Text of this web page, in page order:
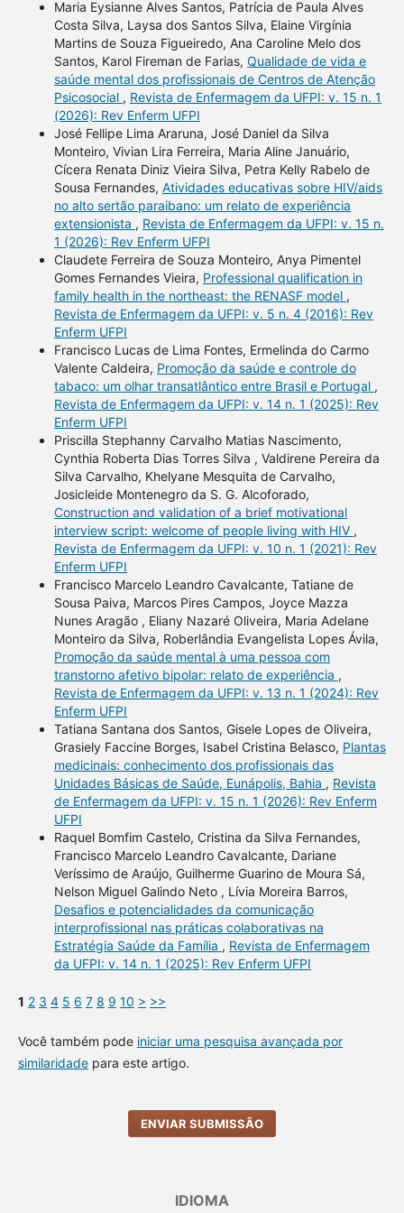
Maria Eysianne Alves Santos, Patrícia de Paula Alves
Costa Silva, Laysa dos Santos Silva, Elaine Virgínia
Martins de Souza Figueiredo, Ana Caroline Melo dos
Santos, Karol Fireman de Farias, Qualidade de vida e
saúde mental dos profissionais de Centros de Atenção
Psicosocial , Revista de Enfermagem da UFPI: v. 15 n. 1
(2026): Rev Enferm UFPI
José Fellipe Lima Araruna, José Daniel da Silva
Monteiro, Vivian Lira Ferreira, Maria Aline Januário,
Cícera Renata Diniz Vieira Silva, Petra Kelly Rabelo de
Sousa Fernandes, Atividades educativas sobre HIV/aids
no alto sertão paraibano: um relato de experiência
extensionista , Revista de Enfermagem da UFPI: v. 15 n.
1 (2026): Rev Enferm UFPI
Claudete Ferreira de Souza Monteiro, Anya Pimentel
Gomes Fernandes Vieira, Professional qualification in
family health in the northeast: the RENASF model ,
Revista de Enfermagem da UFPI: v. 5 n. 4 (2016): Rev
Enferm UFPI
Francisco Lucas de Lima Fontes, Ermelinda do Carmo
Valente Caldeira, Promoção da saúde e controle do
tabaco: um olhar transatlântico entre Brasil e Portugal ,
Revista de Enfermagem da UFPI: v. 14 n. 1 (2025): Rev
Enferm UFPI
Priscilla Stephanny Carvalho Matias Nascimento,
Cynthia Roberta Dias Torres Silva , Valdirene Pereira da
Silva Carvalho, Khelyane Mesquita de Carvalho,
Josicleide Montenegro da S. G. Alcoforado,
Construction and validation of a brief motivational
interview script: welcome of people living with HIV ,
Revista de Enfermagem da UFPI: v. 10 n. 1 (2021): Rev
Enferm UFPI
Francisco Marcelo Leandro Cavalcante, Tatiane de
Sousa Paiva, Marcos Pires Campos, Joyce Mazza
Nunes Aragão , Eliany Nazaré Oliveira, Maria Adelane
Monteiro da Silva, Roberlândia Evangelista Lopes Ávila,
Promoção da saúde mental à uma pessoa com
transtorno afetivo bipolar: relato de experiência ,
Revista de Enfermagem da UFPI: v. 13 n. 1 (2024): Rev
Enferm UFPI
Tatiana Santana dos Santos, Gisele Lopes de Oliveira,
Grasiely Faccine Borges, Isabel Cristina Belasco, Plantas
medicinais: conhecimento dos profissionais das
Unidades Básicas de Saúde, Eunápolis, Bahia , Revista
de Enfermagem da UFPI: v. 15 n. 1 (2026): Rev Enferm
UFPI
Raquel Bomfim Castelo, Cristina da Silva Fernandes,
Francisco Marcelo Leandro Cavalcante, Dariane
Veríssimo de Araújo, Guilherme Guarino de Moura Sá,
Nelson Miguel Galindo Neto , Lívia Moreira Barros,
Desafios e potencialidades da comunicação
interprofissional nas práticas colaborativas na
Estratégia Saúde da Família , Revista de Enfermagem
da UFPI: v. 14 n. 1 (2025): Rev Enferm UFPI
1 2 3 4 5 6 7 8 9 10 > >>
Você também pode iniciar uma pesquisa avançada por
similaridadepara este artigo.
ENVIAR SUBMISSÃO
IDIOMA